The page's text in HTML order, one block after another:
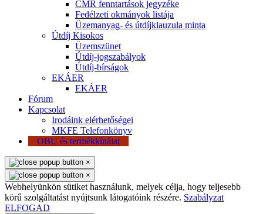
CMR fenntartások jegyzéke
Fedélzeti okmányok listája
Üzemanyag- és útdíjklauzula minta
Útdíj Kisokos
Üzemszünet
Útdíj-jogszabályok
Útdíj-bírságok
EKÁER
EKÁER
Fórum
Kapcsolat
Irodáink elérhetőségei
MKFE Telefonkönyv
OBU és termékkínálat
×
×
Webhelyünkön sütiket használunk, melyek célja, hogy teljesebb
körű szolgáltatást nyújtsunk látogatóink részére. Szabályzat
ELFOGAD